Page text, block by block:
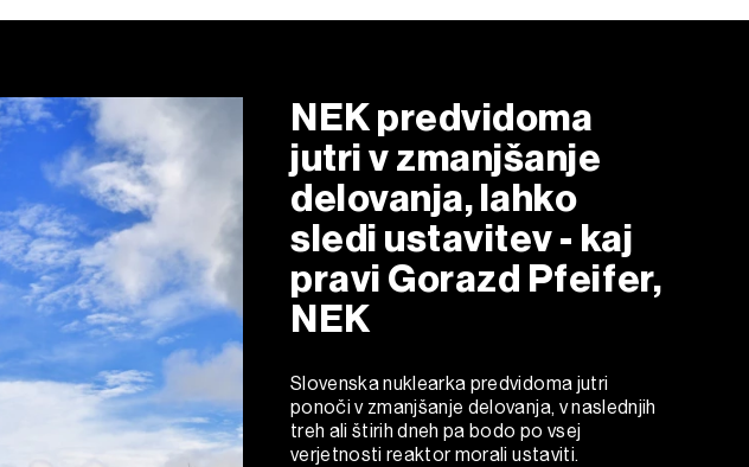
NEK predvidoma
jutri v zmanjšanje
delovanja, lahko
sledi ustavitev - kaj
pravi Gorazd Pfeifer,
NEK
Slovenska nuklearka predvidoma jutri
ponoči v zmanjšanje delovanja, v naslednjih
treh ali štirih dneh pa bodo po vsej
verjetnosti reaktor morali ustaviti.